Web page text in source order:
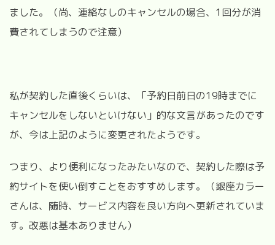
ました。（尚、連絡なしのキャンセルの場合、1回分が消
費されてしまうので注意）
私が契約した直後くらいは、「予約日前日の19時までに
キャンセルをしないといけない」的な文言があったのです
が、今は上記のように変更されたようです。
つまり、より便利になったみたいなので、契約した際は予
約サイトを使い倒すことをおすすめします。（銀座カラー
さんは、随時、サービス内容を良い方向へ更新されていま
す。改悪は基本ありません）